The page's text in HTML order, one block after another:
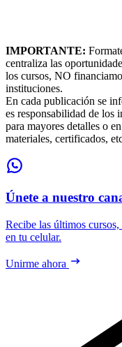
IMPORTANTE:
centraliza las
los cursos, NO
instituciones.
En cada publicación se
es responsabilidad de los
para mayores detalles o
materiales, certificados,
Únete a nuestro
Recibe las últimos
en tu celular.
Unirme ahora